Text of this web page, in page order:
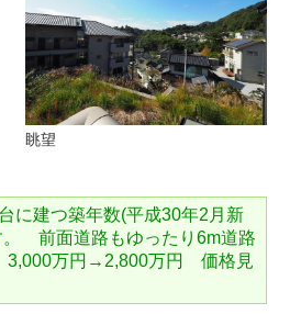
眺望
に建つ築年数(平成30年2月新
。 前面道路もゆったり6m道路
万円→2,800万円 価格見